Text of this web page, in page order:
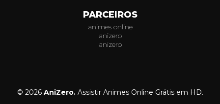
PARCEIROS
animes online
anizero
anizero
© 2026 AniZero.Assistir Animes Online Grátis em HD.